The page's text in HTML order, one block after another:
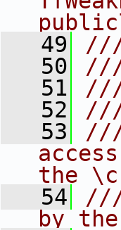
   49
///
   50
   51
///
   52
   53
///
the
   54
///
by